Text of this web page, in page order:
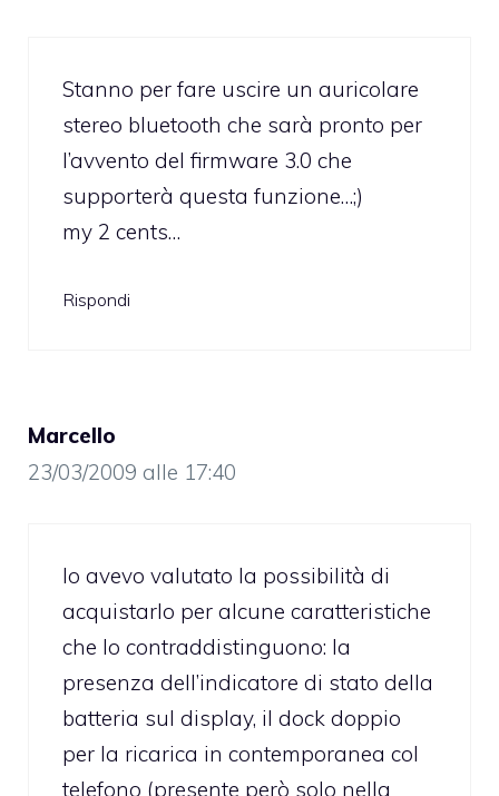
Stanno per fare uscire un auricolare
stereo bluetooth che sarà pronto per
l’avvento del firmware 3.0 che
supporterà questa funzione…;)
my 2 cents…
Rispondi
Marcello
23/03/2009 alle 17:40
Io avevo valutato la possibilità di
acquistarlo per alcune caratteristiche
che lo contraddistinguono: la
presenza dell’indicatore di stato della
batteria sul display, il dock doppio
per la ricarica in contemporanea col
telefono (presente però solo nella